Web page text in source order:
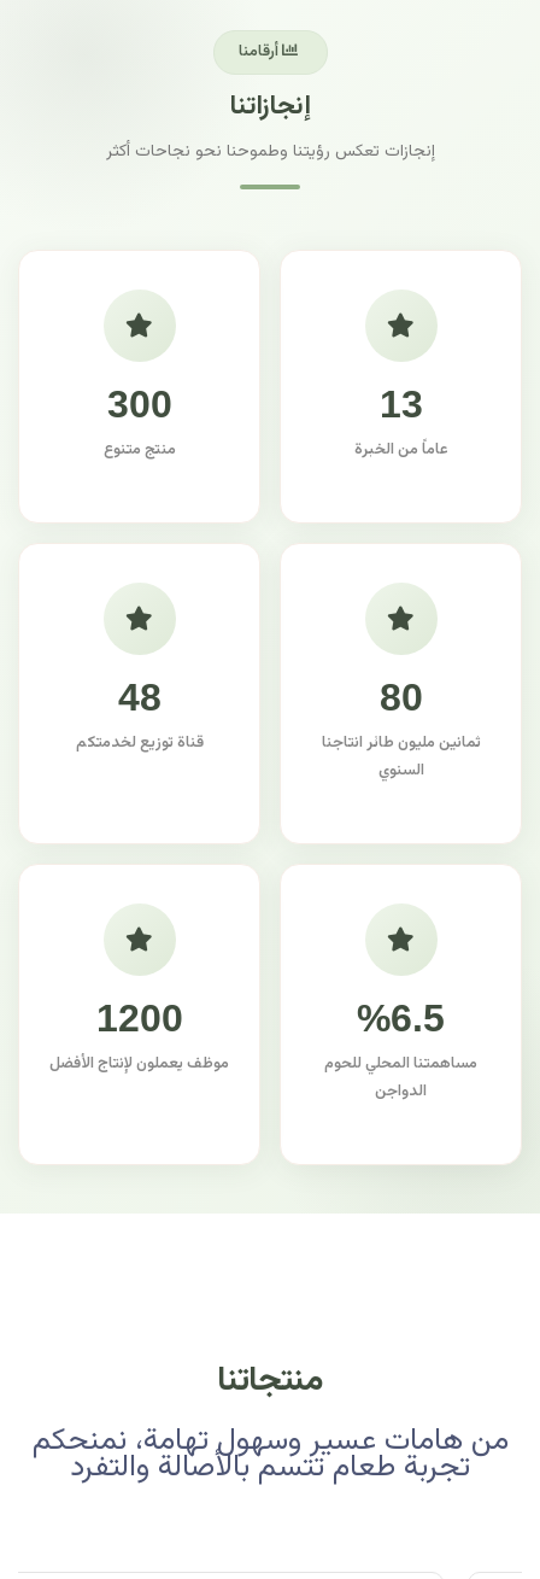
أرقامنا
إنجازاتنا
إنجازات تعكس رؤيتنا وطموحنا نحو نجاحات أكثر
13
عاماً من الخبرة
300
منتج متنوع
80
ثمانين مليون طائر انتاجنا
السنوي
48
قناة توزيع لخدمتكم
%6.5
مساهمتنا المحلي للحوم
الدواجن
1200
موظف يعملون لإنتاج الأفضل
منتجاتنا
من هامات عسير وسهول تهامة، نمنحكم
تجربة طعام تتسم بالأصالة والتفرد